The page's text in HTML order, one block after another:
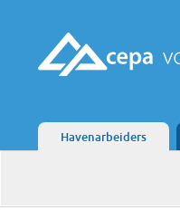
Havenarbeiders